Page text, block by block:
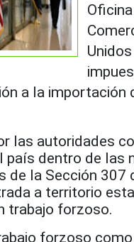
a la importación
las autoridades
país dentro de las
de la Sección 307
a territorio
trabajo forzoso.
forzoso